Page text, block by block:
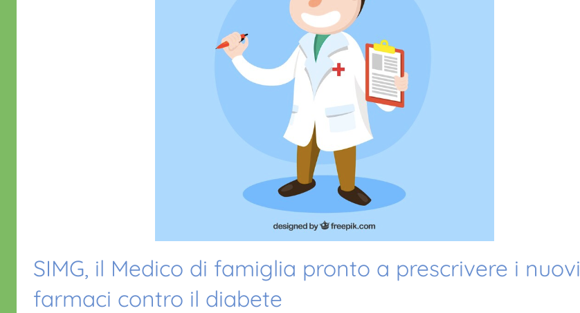
SIMG, il Medico di famiglia pronto a prescrivere i nuovi
farmaci contro il diabete